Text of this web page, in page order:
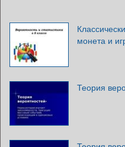
монета и
Теория